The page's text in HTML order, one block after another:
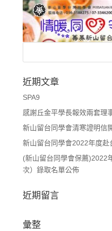
近期文章
SPA9
感謝丘金平學長報效兩套理
新山留台同學會清寒證明信
新山留台同學會2022年度
(新山留台同學會保薦)2022
次）錄取名單公佈
近期留言
彙整